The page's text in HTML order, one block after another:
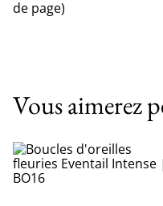
de page)
Vous aimerez